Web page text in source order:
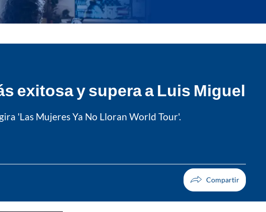
exitosa y supera a Luis Miguel
'Las Mujeres Ya No Lloran World Tour'.